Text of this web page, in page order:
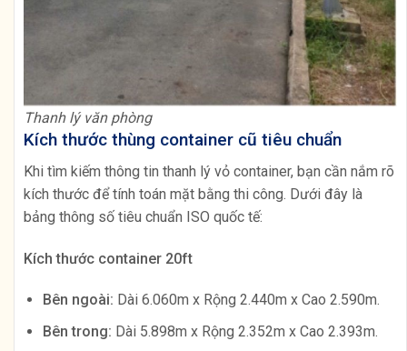
Thanh lý văn phòng
Kích thước thùng container cũ tiêu chuẩn
Khi tìm kiếm thông tin thanh lý vỏ container, bạn cần nắm rõ
kích thước để tính toán mặt bằng thi công. Dưới đây là
bảng thông số tiêu chuẩn ISO quốc tế:
Kích thước container 20ft
Bên ngoài: Dài 6.060m x Rộng 2.440m x Cao 2.590m.
Bên trong: Dài 5.898m x Rộng 2.352m x Cao 2.393m.